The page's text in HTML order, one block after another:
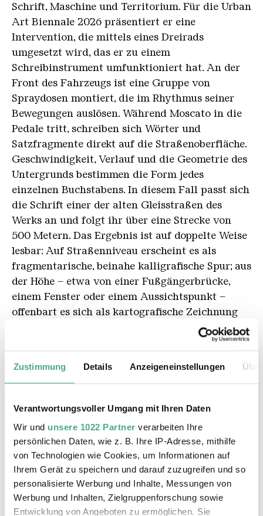
Zustimmung Details Anzeigeneinstellungen
Verantwortungsvoller Umgang mit Ihren Daten
Wir und unsere 1022 Partner verarbeiten Ihre
persönlichen Daten, wie z. B. Ihre IP-Adresse, mithilfe
von Technologien wie Cookies, um Informationen auf
Ihrem Gerät zu speichern und darauf zuzugreifen und so
personalisierte Werbung und Inhalte, Messungen von
Werbung und Inhalten, Zielgruppenforschung sowie
Entwicklung von Angeboten zu ermöglichen. Sie
Schrift, Maschine und Territorium. Für die Urban
Art Biennale 2026 präsentiert er eine
Intervention, die mittels eines Dreirads
umgesetzt wird, das er zu einem
Schreibinstrument umfunktioniert hat. An der
Front des Fahrzeugs ist eine Gruppe von
Spraydosen montiert, die im Rhythmus seiner
Bewegungen auslösen. Während Moscato in die
Pedale tritt, schreiben sich Wörter und
Satzfragmente direkt auf die Straßenoberfläche.
Geschwindigkeit, Verlauf und die Geometrie des
Untergrunds bestimmen die Form jedes
einzelnen Buchstabens. In diesem Fall passt sich
die Schrift einer der alten Gleisstraßen des
Werks an und folgt ihr über eine Strecke von
500 Metern. Das Ergebnis ist auf doppelte Weise
lesbar: Auf Straßenniveau erscheint es als
fragmentarische, beinahe kalligrafische Spur; aus
der Höhe – etwa von einer Fußgängerbrücke,
einem Fenster oder einem Aussichtspunkt –
offenbart es sich als kartografische Zeichnung
und poetischer Widerhall. Die Arbeit ist ihrem
Wesen nach ephemer; die Linien verschwinden
Monat sind die gesprühten Wörter
Les mains d'or